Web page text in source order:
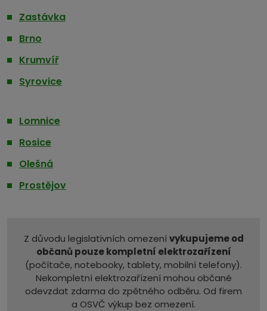
Zastávka
Brno
Krumvíř
Syrovice
Lomnice
Rosice
Olešná
Prostějov
Z důvodu legislativních omezenívykupujeme od
občanů pouze kompletní elektrozařízení
(počítače, notebooky, tablety, mobilní telefony).
Nekompletní elektrozařízení mohou občané
odevzdat zdarma do zpětného odběru. Od firem
a OSVČ výkup bez omezení.